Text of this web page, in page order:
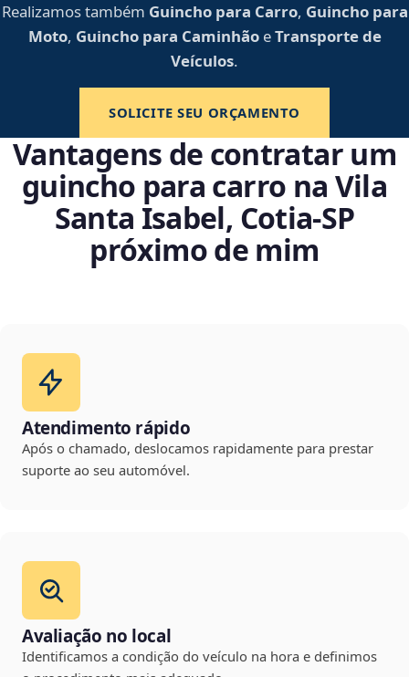
Realizamos também Guincho para Carro, Guincho para
Moto, Guincho para CaminhãoeTransporte de
Veículos.
SOLICITE SEU ORÇAMENTO
Vantagens de contratar um
guincho para carro na Vila
Santa Isabel, Cotia‑SP
próximo de mim
Atendimento rápido
Após o chamado, deslocamos rapidamente para prestar
suporte ao seu automóvel.
Avaliação no local
Identificamos a condição do veículo na hora e definimos